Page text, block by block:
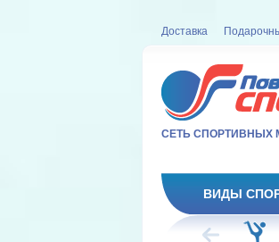
Доставка
СЕТЬ СПОРТИВНЫХ
ВИДЫ
ХОККЕЙ